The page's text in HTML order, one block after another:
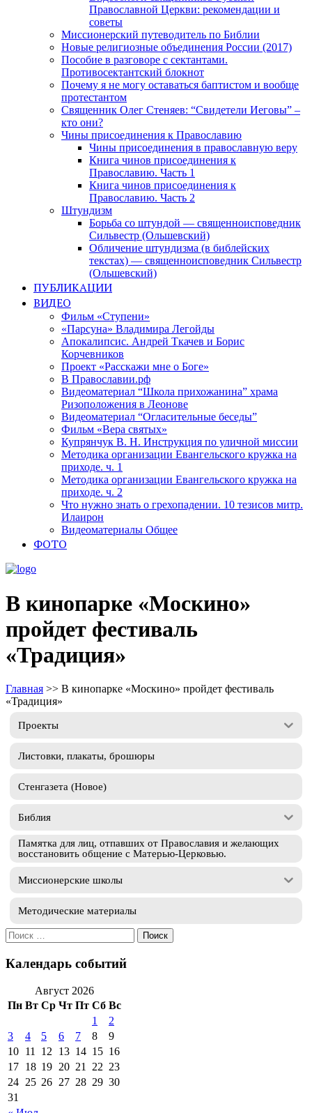
Православной Церкви: рекомендации и
советы
Миссионерский путеводитель по Библии
Новые религиозные объединения России (2017)
Пособие в разговоре с сектантами.
Противосектантский блокнот
Почему я не могу оставаться баптистом и вообще
протестантом
Священник Олег Стеняев: “Свидетели Иеговы” –
кто они?
Чины присоединения к Православию
Чины присоединения в православную веру
Книга чинов присоединения к
Православию. Часть 1
Книга чинов присоединения к
Православию. Часть 2
Штундизм
Борьба со штундой — священноисповедник
Сильвестр (Ольшевский)
Обличение штундизма (в библейских
текстах) — священноисповедник Сильвестр
(Ольшевский)
ПУБЛИКАЦИИ
ВИДЕО
Фильм «Ступени»
«Парсуна» Владимира Легойды
Апокалипсис. Андрей Ткачев и Борис
Корчевников
Проект «Расскажи мне о Боге»
В Православии.рф
Видеоматериал “Школа прихожанина” храма
Ризоположения в Леонове
Видеоматериал “Огласительные беседы”
Фильм «Вера святых»
Купрянчук В. Н. Инструкция по уличной миссии
Методика организации Евангельского кружка на
приходе. ч. 1
Методика организации Евангельского кружка на
приходе. ч. 2
Что нужно знать о грехопадении. 10 тезисов митр.
Илаирон
Видеоматериалы Общее
ФОТО
В кинопарке «Москино»
пройдет фестиваль
«Традиция»
Главная >> В кинопарке «Москино» пройдет фестиваль
«Традиция»
Проекты
Листовки, плакаты, брошюры
Стенгазета (Новое)
Библия
Памятка для лиц, отпавших от Православия и желающих
восстановить общение с Матерью-Церковью.
Миссионерские школы
Методические материалы
Искать:
Календарь событий
Август 2026
Пн Вт Ср Чт Пт Сб Вс
1
2
3
4 5 6 7 8
9
10 11 12 13 14 15 16
17 18 19 20 21 22 23
24 25 26 27 28 29 30
31